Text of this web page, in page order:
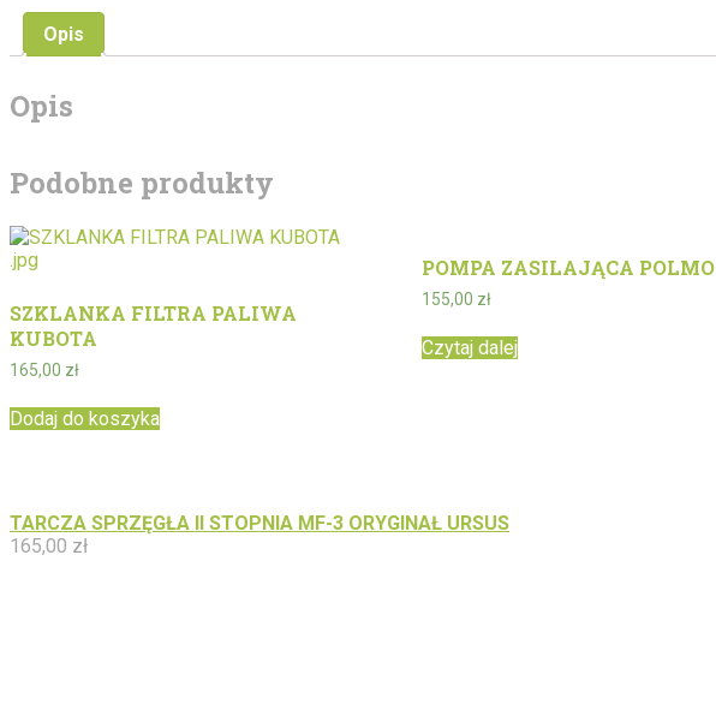
Opis
Opis
Podobne produkty
SZKLANKA FILTRA PALIWA
KUBOTA
165,00 zł
Dodaj do koszyka
POMPA ZASILAJĄCA POLMO
155,00 zł
Czytaj dalej
TARCZA SPRZĘGŁA II STOPNIA MF-3 ORYGINAŁ URSUS
165,00 zł